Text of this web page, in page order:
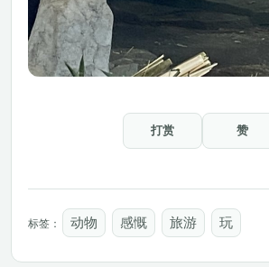
打赏 赞
标签： 动物 感慨 旅游 玩